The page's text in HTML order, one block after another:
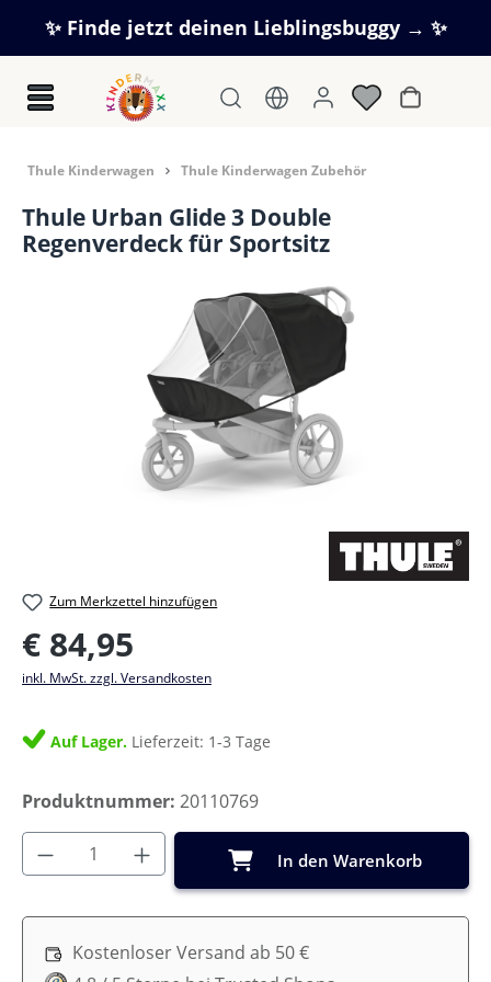
Zum Hauptinhalt springen
✨ Finde jetzt deinen Lieblingsbuggy → ✨
Thule Kinderwagen Thule Kinderwagen Zubehör
Thule Urban Glide 3 Double
Regenverdeck für Sportsitz
Zum Merkzettel hinzufügen
Regulärer Preis:
€ 84,95
inkl. MwSt. zzgl. Versandkosten
Auf Lager. Lieferzeit: 1-3 Tage
Produktnummer: 20110769
Produkt Anzahl: Gib den gewünschten
In den Warenkorb
Kostenloser Versand ab 50 €